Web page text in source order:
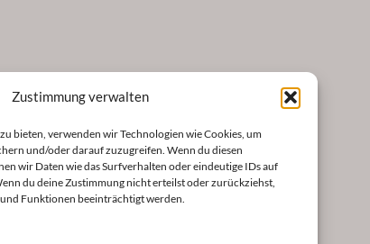
Zustimmung verwalten
bieten, verwenden wir Technologien wie Cookies, um
und/oder darauf zuzugreifen. Wenn du diesen
wir Daten wie das Surfverhalten oder eindeutige IDs auf
du deine Zustimmung nicht erteilst oder zurückziehst,
Funktionen beeinträchtigt werden.